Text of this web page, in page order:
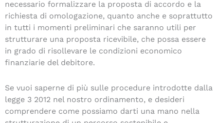
necessario formalizzare la proposta di accordo e la
richiesta di omologazione, quanto anche e soprattutto
in tutti i momenti preliminari che saranno utili per
strutturare una proposta ricevibile, che possa essere
in grado di risollevare le condizioni economico
finanziarie del debitore.
Se vuoi saperne di più sulle procedure introdotte dalla
legge 3 2012 nel nostro ordinamento, e desideri
comprendere come possiamo darti una mano nella